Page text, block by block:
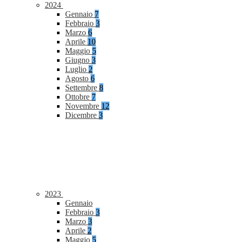
2024
Gennaio 7
Febbraio 3
Marzo 6
Aprile 10
Maggio 5
Giugno 3
Luglio 2
Agosto 6
Settembre 8
Ottobre 7
Novembre 12
Dicembre 3
2023
Gennaio
Febbraio 3
Marzo 3
Aprile 2
Maggio 5